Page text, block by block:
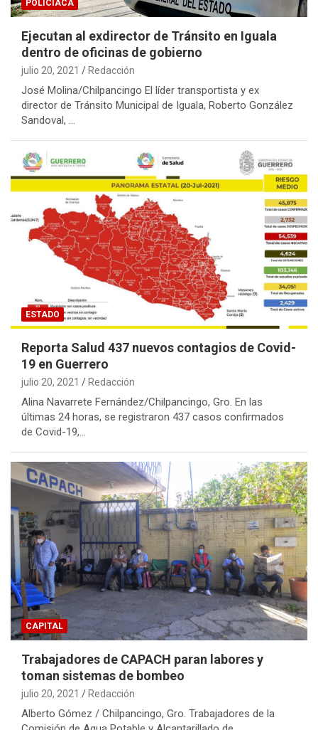
POLICIACA
Ejecutan al exdirector de Tránsito en Iguala
dentro de oficinas de gobierno
julio 20, 2021 Redacción
José Molina/Chilpancingo El líder transportista y ex
director de Tránsito Municipal de Iguala, Roberto González
Sandoval, …
ESTADO
Reporta Salud 437 nuevos contagios de Covid-
19 en Guerrero
julio 20, 2021 Redacción
Alina Navarrete Fernández/Chilpancingo, Gro. En las
últimas 24 horas, se registraron 437 casos confirmados
de Covid-19,…
CAPITAL
Trabajadores de CAPACH paran labores y
toman sistemas de bombeo
julio 20, 2021 Redacción
Alberto Gómez / Chilpancingo, Gro. Trabajadores de la